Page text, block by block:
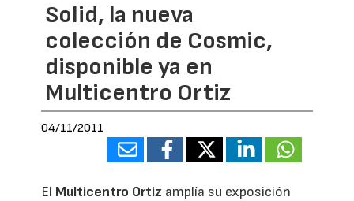
Solid, la nueva
colección de Cosmic,
disponible ya en
Multicentro Ortiz
04/11/2011
El Multicentro Ortiz amplía su exposición